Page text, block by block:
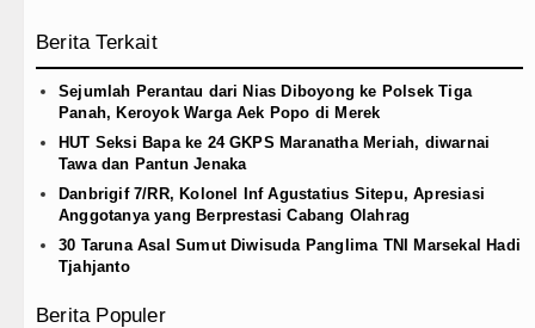
Berita Terkait
Sejumlah Perantau dari Nias Diboyong ke Polsek Tiga
Panah, Keroyok Warga Aek Popo di Merek
HUT Seksi Bapa ke 24 GKPS Maranatha Meriah, diwarnai
Tawa dan Pantun Jenaka
Danbrigif 7/RR, Kolonel Inf Agustatius Sitepu, Apresiasi
Anggotanya yang Berprestasi Cabang Olahrag
30 Taruna Asal Sumut Diwisuda Panglima TNI Marsekal Hadi
Tjahjanto
Berita Populer